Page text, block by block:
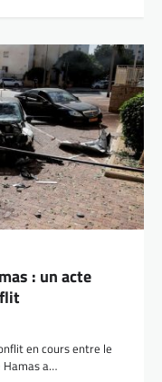
: un acte
en cours entre le
Hamas a…